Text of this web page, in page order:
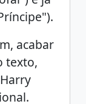
acabar
texto,